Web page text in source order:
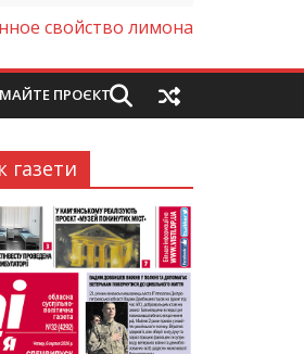
свойство лимона
ПРОЄКТ
газети